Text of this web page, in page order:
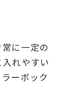
に一定の
れやすい
ーボック